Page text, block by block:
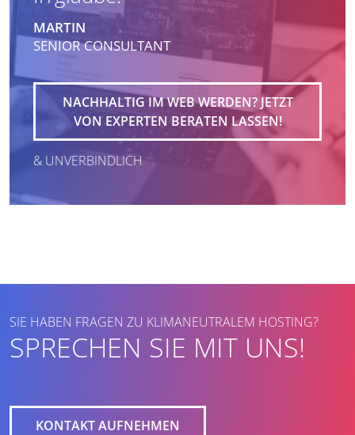
MARTIN
SENIOR CONSULTANT
NACHHALTIG IM WEB WERDEN? JETZT
VON EXPERTEN BERATEN LASSEN!
& UNVERBINDLICH
SIE HABEN FRAGEN ZU KLIMANEUTRALEM HOSTING?
SPRECHEN SIE MIT UNS!
KONTAKT AUFNEHMEN